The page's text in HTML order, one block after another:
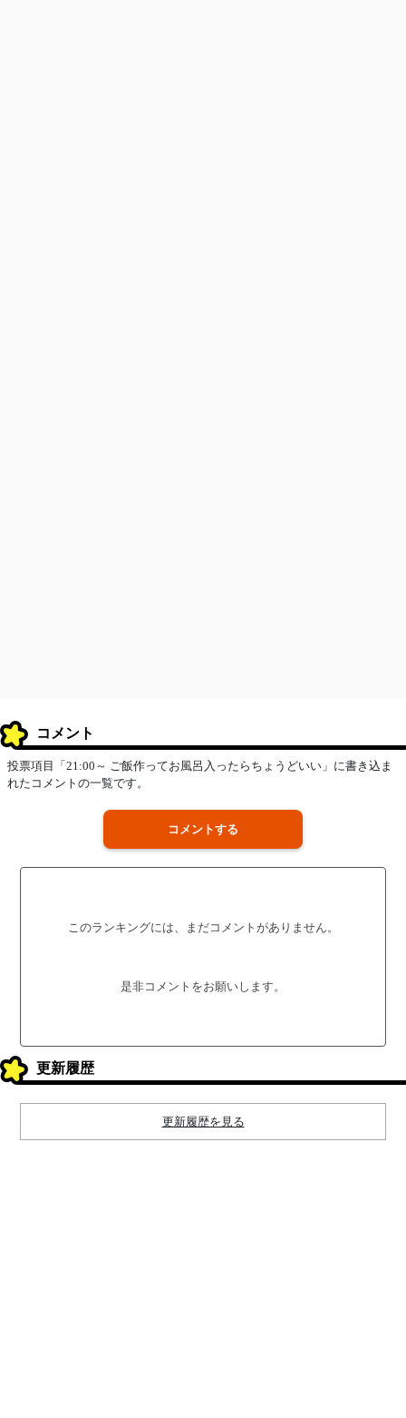
コメント
投票項目「21:00～ ご飯作ってお風呂入ったらちょうどいい」に書き込ま
れたコメントの一覧です。
コメントする
このランキングには、まだコメントがありません。
是非コメントをお願いします。
更新履歴
更新履歴を見る